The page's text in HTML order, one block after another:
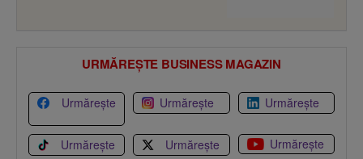
URMĂREȘTE BUSINESS MAGAZIN
Urmărește Urmărește Urmărește
Urmărește Urmărește Urmărește